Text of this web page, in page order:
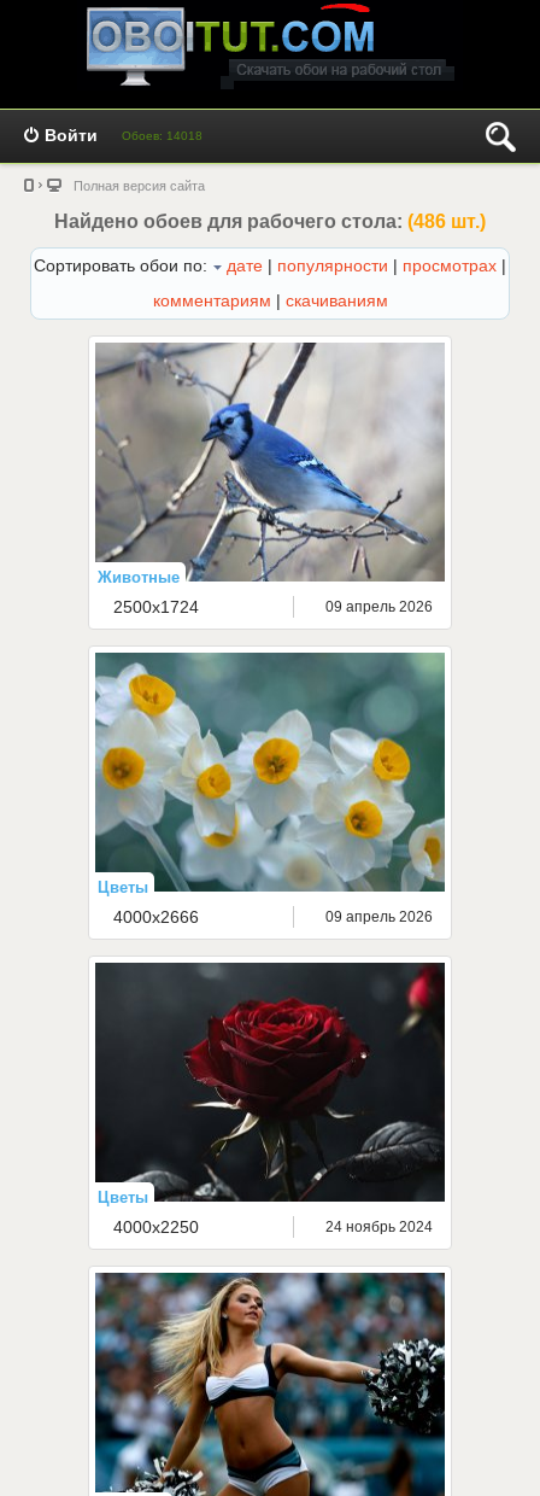
Войти Обоев: 14018
Полная версия сайта
Найдено обоев для рабочего стола: (486 шт.)
Сортировать обои по: дате | популярности | просмотрах |
комментариям | скачиваниям
Животные
2500x1724 09 апрель 2026
Цветы
4000x2666 09 апрель 2026
Цветы
4000x2250 24 ноябрь 2024